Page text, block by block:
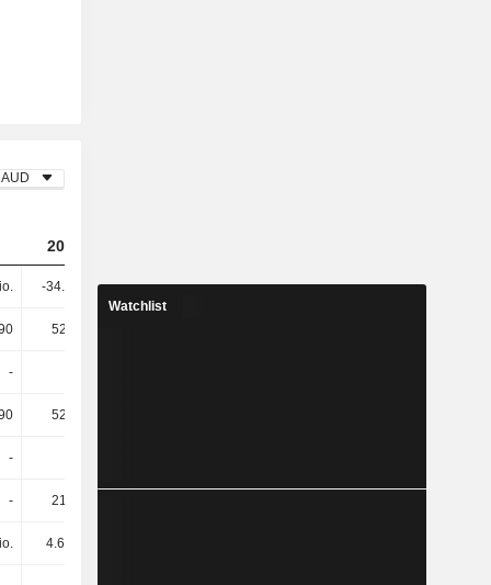
AUD
2023
-34.8 Mio. -69.11 Mio. -31.02 Mio.
523’023
-
523’023
-
- 212’473
4.65 Mio.
Watchlist